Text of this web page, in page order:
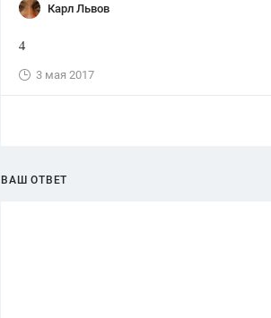
Карл Львов
4
3 мая 2017
ВАШ ОТВЕТ